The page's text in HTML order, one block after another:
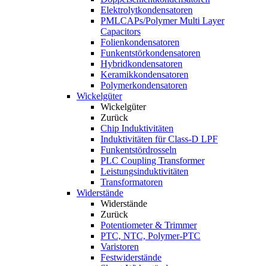
Elektrolytkondensatoren
PMLCAPs/Polymer Multi Layer
Capacitors
Folienkondensatoren
Funkentstörkondensatoren
Hybridkondensatoren
Keramikkondensatoren
Polymerkondensatoren
Wickelgüter
Wickelgüter
Zurück
Chip Induktivitäten
Induktivitäten für Class-D LPF
Funkentstördrosseln
PLC Coupling Transformer
Leistungsinduktivitäten
Transformatoren
Widerstände
Widerstände
Zurück
Potentiometer & Trimmer
PTC, NTC, Polymer-PTC
Varistoren
Festwiderstände